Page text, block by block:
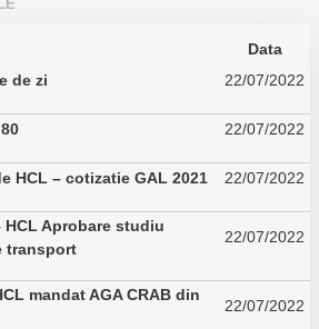
Data
de zi 22/07/2022
22/07/2022
HCL – cotizatie GAL 2021 22/07/2022
HCL Aprobare studiu
transport
22/07/2022
mandat AGA CRAB din
22/07/2022